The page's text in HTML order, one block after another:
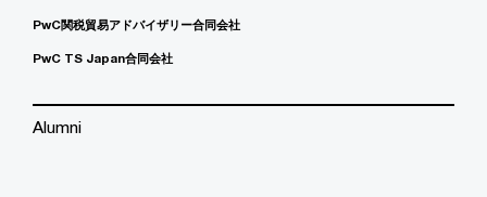
PwC関税貿易アドバイザリー合同会社
PwC TS Japan合同会社
Alumni